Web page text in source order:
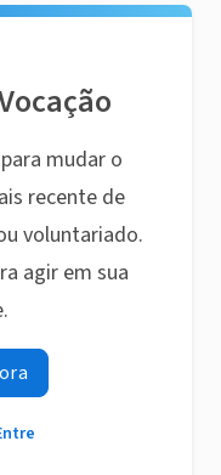
mudar o
recente de
voluntariado.
agir em sua